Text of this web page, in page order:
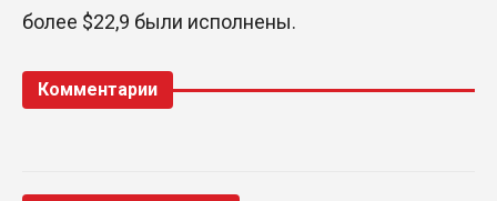
более $22,9 были исполнены.
Комментарии